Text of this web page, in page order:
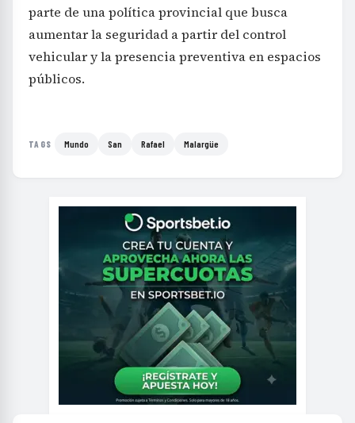
parte de una política provincial que busca
aumentar la seguridad a partir del control
vehicular y la presencia preventiva en espacios
públicos.
TAGS Mundo San Rafael Malargüe